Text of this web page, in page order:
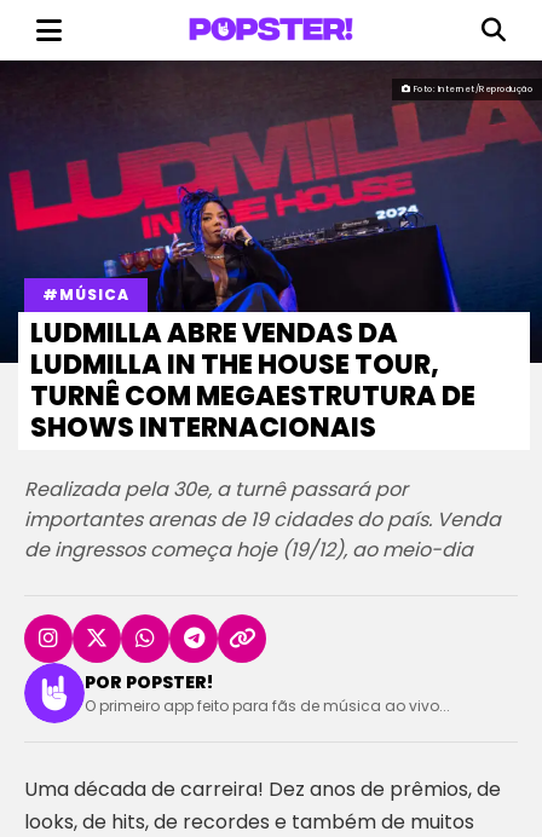
Foto: Internet/Reprodução
#MÚSICA
LUDMILLA ABRE VENDAS DA
LUDMILLA IN THE HOUSE TOUR,
TURNÊ COM MEGAESTRUTURA DE
SHOWS INTERNACIONAIS
Realizada pela 30e, a turnê passará por
importantes arenas de 19 cidades do país. Venda
de ingressos começa hoje (19/12), ao meio-dia
POR POPSTER!
O primeiro app feito para fãs de música ao vivo...
Uma década de carreira! Dez anos de prêmios, de
looks, de hits, de recordes e também de muitos